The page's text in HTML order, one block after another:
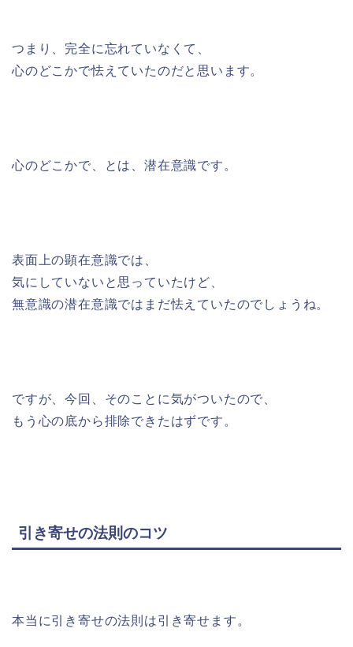
つまり、完全に忘れていなくて、
心のどこかで怯えていたのだと思います。
心のどこかで、とは、潜在意識です。
表面上の顕在意識では、
気にしていないと思っていたけど、
無意識の潜在意識ではまだ怯えていたのでしょうね。
ですが、今回、そのことに気がついたので、
もう心の底から排除できたはずです。
引き寄せの法則のコツ
本当に引き寄せの法則は引き寄せます。